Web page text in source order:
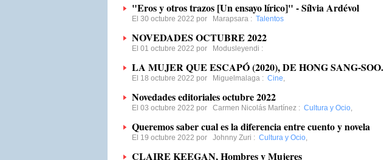
"Eros y otros trazos [Un ensayo lírico]" - Sílvia Ardévol
El 30 octubre 2022 por Marapsara : Talentos
NOVEDADES OCTUBRE 2022
El 01 octubre 2022 por Modusleyendi :
LA MUJER QUE ESCAPÓ (2020), DE HONG SANG-SOO.
El 18 octubre 2022 por Miguelmalaga : Cine,
Novedades editoriales octubre 2022
El 03 octubre 2022 por Carmen Nicolás Martínez : Cultura y Ocio,
Queremos saber cual es la diferencia entre cuento y novela
El 19 octubre 2022 por Johnny Zuri : Cultura y Ocio,
CLAIRE KEEGAN, Hombres y Mujeres